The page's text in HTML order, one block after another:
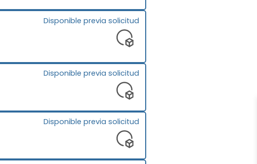
Disponible previa solicitud
Disponible previa solicitud
Disponible previa solicitud